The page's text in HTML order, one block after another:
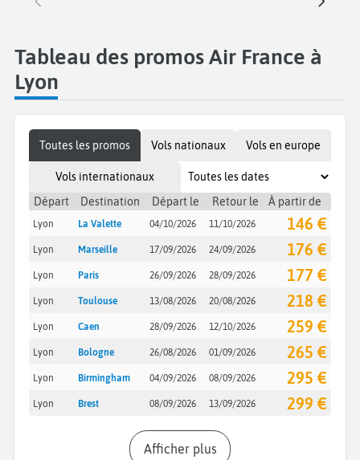
Tableau des promos Air France à
Lyon
Toutes les promos Vols nationaux Vols en europe
Vols internationaux
Départ
Destination Départ le Retour le À partir de
Lyon La Valette 04/10/2026 11/10/2026 146 €
Lyon Marseille 17/09/2026 24/09/2026 176 €
Lyon Paris 26/09/2026 28/09/2026 177 €
Lyon Toulouse 13/08/2026 20/08/2026 218 €
Lyon Caen 28/09/2026 12/10/2026 259 €
Lyon Bologne 26/08/2026 01/09/2026 265 €
Lyon Birmingham 04/09/2026 08/09/2026 295 €
Lyon Brest 08/09/2026 13/09/2026 299 €
Afficher plus